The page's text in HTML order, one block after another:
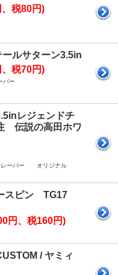
税80円)
ルサターン3.5in
税70円)
ー
レジェンドチ
伝説の高田ホワ
レーバー オリジナル
スピン TG17
円、税160円)
/ ヤミィ